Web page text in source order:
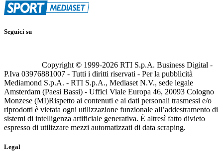
Seguici su
Copyright © 1999-2026 RTI S.p.A. Business Digital -
P.Iva 03976881007 - Tutti i diritti riservati - Per la pubblicità
Mediamond S.p.A. - RTI S.p.A., Mediaset N.V., sede legale
Amsterdam (Paesi Bassi) - Uffici Viale Europa 46, 20093 Cologno
Monzese (MI)Rispetto ai contenuti e ai dati personali trasmessi e/o
riprodotti è vietata ogni utilizzazione funzionale all’addestramento di
sistemi di intelligenza artificiale generativa. È altresì fatto divieto
espresso di utilizzare mezzi automatizzati di data scraping.
Legal